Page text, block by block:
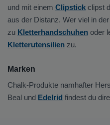
und mit einem Clipstick clipst
aus der Distanz. Wer viel in
zu Kletterhandschuhen oder
Kletterutensilien zu.
Marken
Chalk-Produkte namhafter
Beal und Edelrid findest du